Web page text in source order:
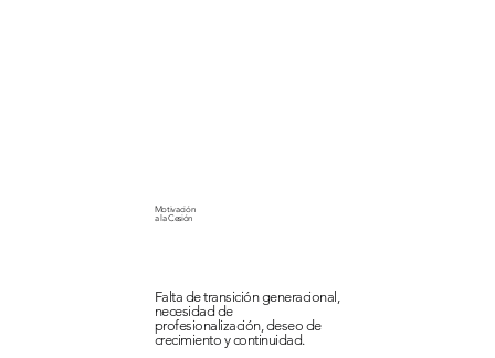
Motivación
a la Cesión
Falta de transición generacional,
necesidad de
profesionalización, deseo de
crecimiento y continuidad.